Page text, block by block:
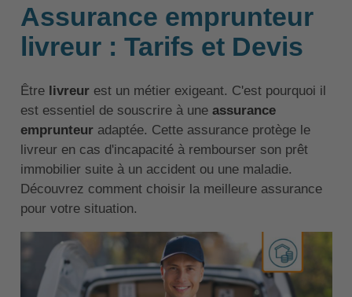
Assurance emprunteur
livreur : Tarifs et Devis
Être livreur est un métier exigeant. C'est pourquoi il
est essentiel de souscrire à une assurance
emprunteuradaptée. Cette assurance protège le
livreur en cas d'incapacité à rembourser son prêt
immobilier suite à un accident ou une maladie.
Découvrez comment choisir la meilleure assurance
pour votre situation.